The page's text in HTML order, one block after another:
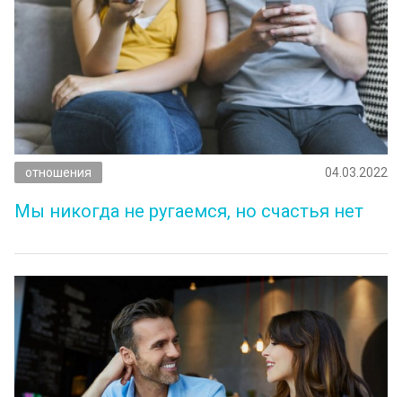
отношения 04.03.2022
Мы никогда не ругаемся, но счастья нет